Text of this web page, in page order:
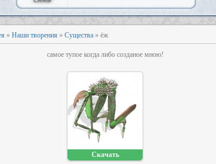
» Наши творения » Существа » ёж
самое тупое когда либо созданое мною!
Скачать